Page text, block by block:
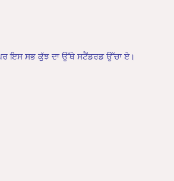
ਪਰ ਇਸ ਸਭ ਕੁੱਝ ਦਾ ਉੱਥੇ ਸਟੈਂਡਰਡ ਉੱਚਾ ਏ।